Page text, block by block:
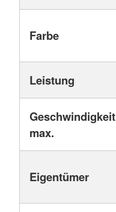
Farbe
Leistung
Geschwindigkeit
max.
Eigentümer